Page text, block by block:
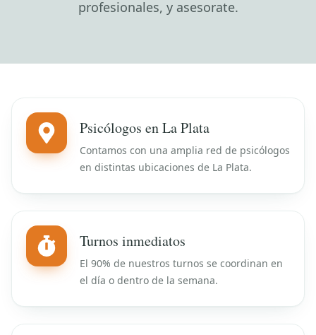
profesionales, y asesorate.
Psicólogos en La Plata
Contamos con una amplia red de psicólogos
en distintas ubicaciones de La Plata.
Turnos inmediatos
El 90% de nuestros turnos se coordinan en
el día o dentro de la semana.